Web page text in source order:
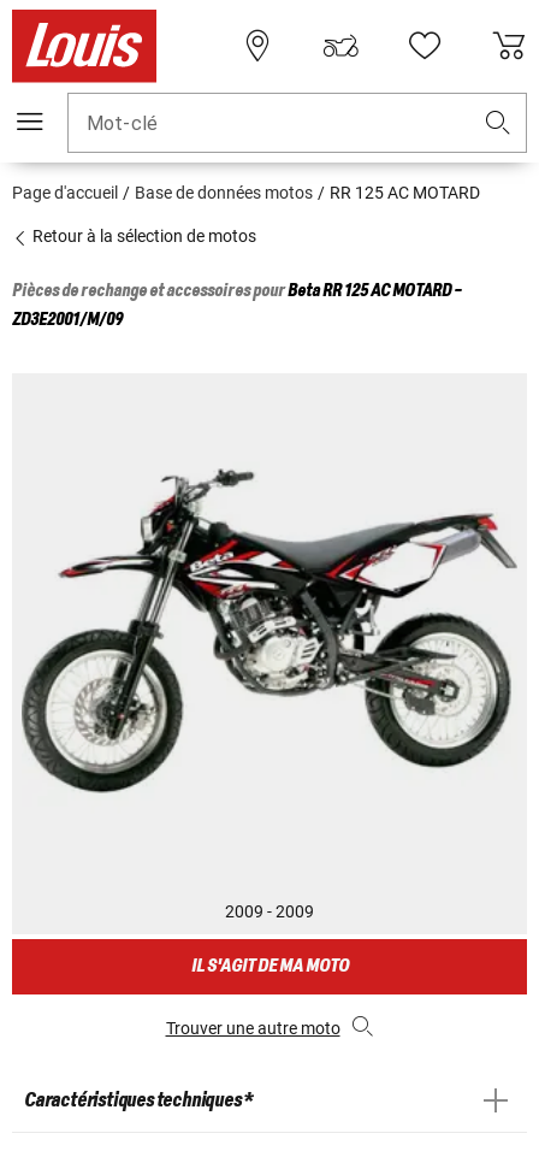
Mot-clé
Page d'accueil Base de données motos RR 125 AC MOTARD
Retour à la sélection de motos
Pièces de rechange et accessoires pourBetaRR 125 AC MOTARD -
ZD3E2001/M/09
2009 - 2009
IL S'AGIT DE MA MOTO
Trouver une autre moto
Caractéristiques techniques *